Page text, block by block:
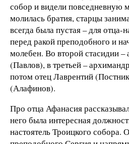
собор и видели повседневную
молилась братия, старцы
всегда была пустая – для отца-
перед ракой преподобного и
молебен. Во второй стасидии
(Павлов), в третьей –
потом отец Лаврентий
(Алафинов).
Про отца Афанасия
него была интересная
настоятель Троицкого собора.